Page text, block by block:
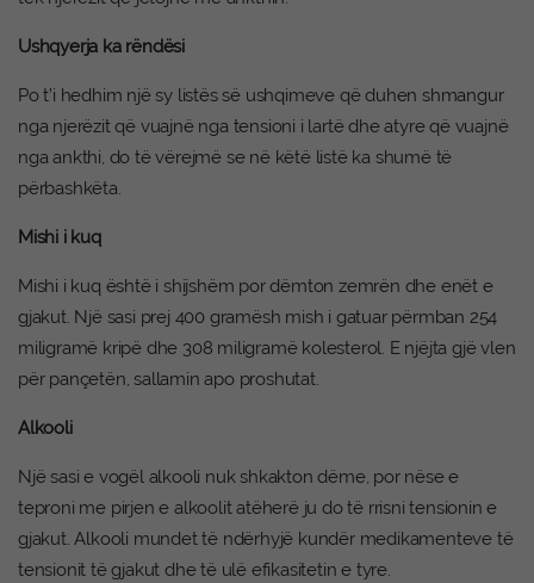
Ushqyerja ka rëndësi
Po t’i hedhim një sy listës së ushqimeve që duhen shmangur
nga njerëzit që vuajnë nga tensioni i lartë dhe atyre që vuajnë
nga ankthi, do të vërejmë se në këtë listë ka shumë të
përbashkëta.
Mishi i kuq
Mishi i kuq është i shijshëm por dëmton zemrën dhe enët e
gjakut. Një sasi prej 400 gramësh mish i gatuar përmban 254
miligramë kripë dhe 308 miligramë kolesterol. E njëjta gjë vlen
për pançetën, sallamin apo proshutat.
Alkooli
Një sasi e vogël alkooli nuk shkakton dëme, por nëse e
teproni me pirjen e alkoolit atëherë ju do të rrisni tensionin e
gjakut. Alkooli mundet të ndërhyjë kundër medikamenteve të
tensionit të gjakut dhe të ulë efikasitetin e tyre.